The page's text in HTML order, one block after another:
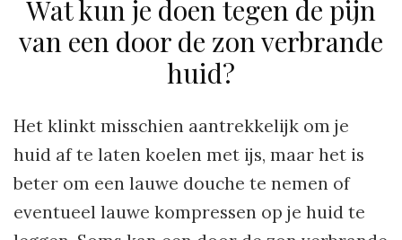
Wat kun je doen tegen de pijn
van een door de zon verbrande
huid?
Het klinkt misschien aantrekkelijk om je
huid af te laten koelen met ijs, maar het is
beter om een lauwe douche te nemen of
eventueel lauwe kompressen op je huid te